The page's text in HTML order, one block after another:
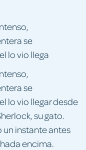
se
lo vio llega
se
lo vio llegar desde
su gato.
un instante antes
encima.